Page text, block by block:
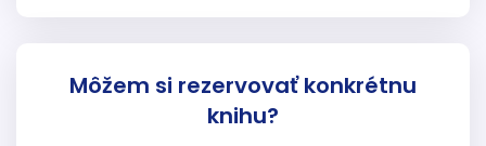
Môžem si rezervovať konkrétnu
knihu?